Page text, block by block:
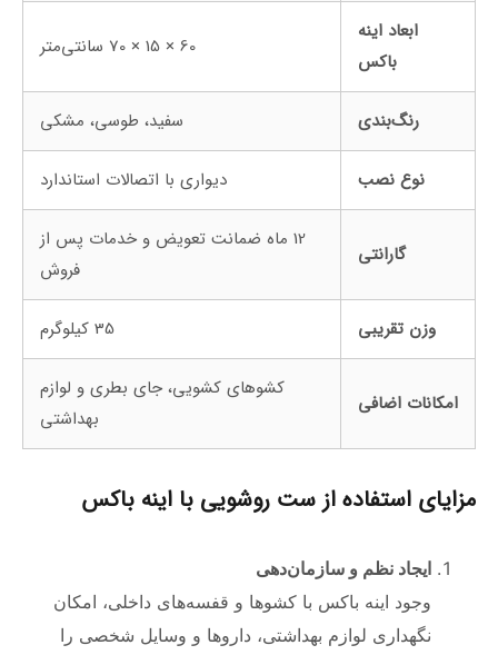
ابعاد اینه
باکس
60 × 15 × 70 سانتی‌متر
رنگ‌بندی سفید، طوسی، مشکی
نوع نصب دیواری با اتصالات استاندارد
گارانتی
12 ماه ضمانت تعویض و خدمات پس از
فروش
وزن تقریبی 35 کیلوگرم
امکانات اضافی
کشوهای کشویی، جای بطری و لوازم
بهداشتی
مزایای استفاده از ست روشویی با اینه باکس
ایجاد نظم و سازمان‌دهی
وجود اینه باکس با کشوها و قفسه‌های داخلی، امکان
نگهداری لوازم بهداشتی، داروها و وسایل شخصی را